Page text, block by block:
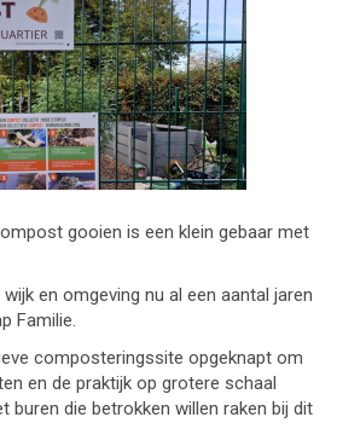
gooien is een klein gebaar met
en omgeving nu al een aantal jaren
Familie.
composteringssite opgeknapt om
en de praktijk op grotere schaal
buren die betrokken willen raken bij dit